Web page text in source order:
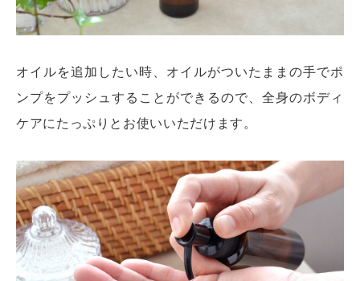
オイルを追加したい時、オイルがついたままの手でポ
ンプをプッシュすることができるので、全身のボディ
ケアにたっぷりとお使いいただけます。